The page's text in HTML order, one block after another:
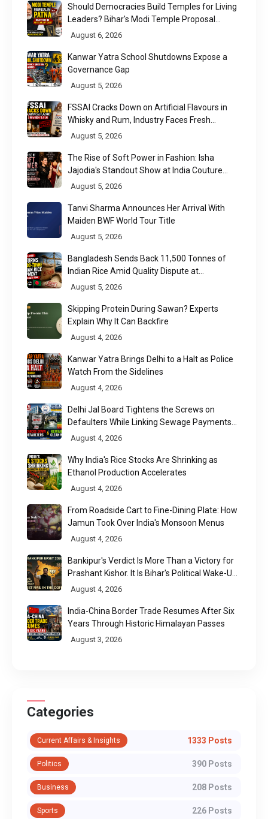
Should Democracies Build Temples for Living
Leaders? Bihar's Modi Temple Proposal
Raises a Constitutional Question
August 6, 2026
Kanwar Yatra School Shutdowns Expose a
Governance Gap
August 5, 2026
FSSAI Cracks Down on Artificial Flavours in
Whisky and Rum, Industry Faces Fresh
Regulatory Challenge
August 5, 2026
The Rise of Soft Power in Fashion: Isha
Jajodia's Standout Show at India Couture
Week 2026
August 5, 2026
Tanvi Sharma Announces Her Arrival With
Maiden BWF World Tour Title
August 5, 2026
Bangladesh Sends Back 11,500 Tonnes of
Indian Rice Amid Quality Dispute at
Chittagong Port
August 5, 2026
Skipping Protein During Sawan? Experts
Explain Why It Can Backfire
August 4, 2026
Kanwar Yatra Brings Delhi to a Halt as Police
Watch From the Sidelines
August 4, 2026
Delhi Jal Board Tightens the Screws on
Defaulters While Linking Sewage Payments
to Results
August 4, 2026
Why India's Rice Stocks Are Shrinking as
Ethanol Production Accelerates
August 4, 2026
From Roadside Cart to Fine-Dining Plate: How
Jamun Took Over India's Monsoon Menus
August 4, 2026
Bankipur's Verdict Is More Than a Victory for
Prashant Kishor. It Is Bihar's Political Wake-Up
Call
August 4, 2026
India-China Border Trade Resumes After Six
Years Through Historic Himalayan Passes
August 3, 2026
Categories
Current Affairs & Insights 1333 Posts
Politics 390 Posts
Business 208 Posts
Sports 226 Posts